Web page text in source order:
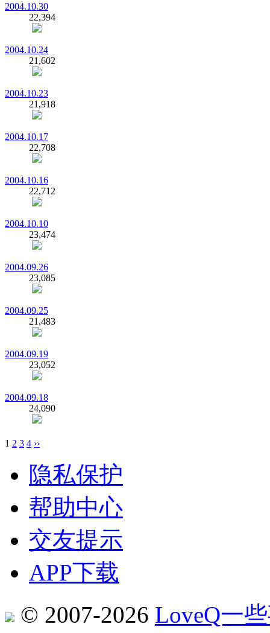
2004.10.30
22,394
2004.10.24
21,602
2004.10.23
21,918
2004.10.17
22,708
2004.10.16
22,712
2004.10.10
23,474
2004.09.26
23,085
2004.09.25
21,483
2004.09.19
23,052
2004.09.18
24,090
1 2 3 4 ››
隐私保护
帮助中心
交友提示
APP下载
© 2007-2026 LoveQ一